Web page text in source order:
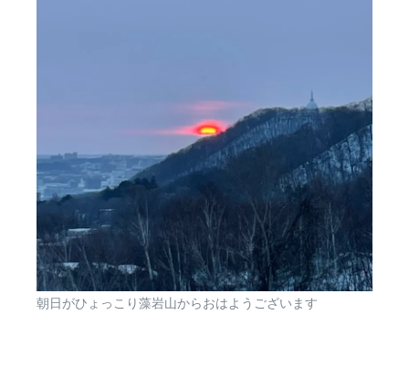
朝日がひょっこり藻岩山からおはようございます